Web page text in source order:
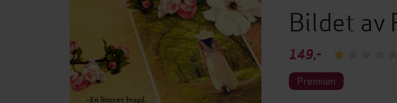
Bildet av
149,-
Premium